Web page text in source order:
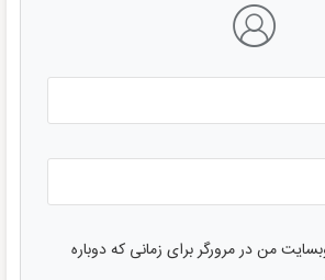
من در مرورگر برای زمانی که دوباره